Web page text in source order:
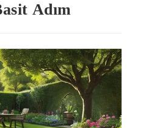
Adım